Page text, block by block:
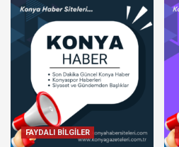
FAYDALI BİLGİLER